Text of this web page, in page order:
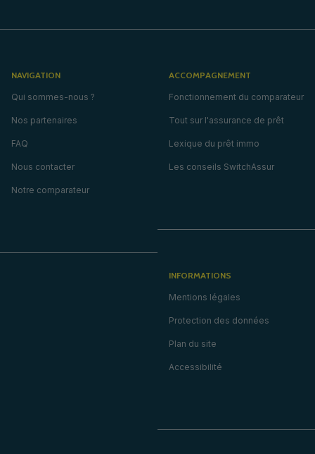
NAVIGATION
Qui sommes-nous ?
Nos partenaires
FAQ
Nous contacter
Notre comparateur
ACCOMPAGNEMENT
Fonctionnement du comparateur
Tout sur l'assurance de prêt
Lexique du prêt immo
Les conseils SwitchAssur
INFORMATIONS
Mentions légales
Protection des données
Plan du site
Accessibilité